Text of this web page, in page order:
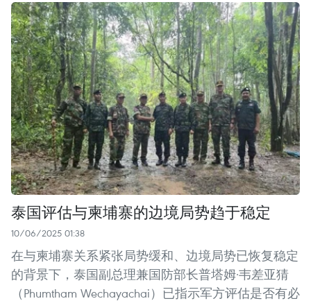
泰国评估与柬埔寨的边境局势趋于稳定
10/06/2025 01:38
在与柬埔寨关系紧张局势缓和、边境局势已恢复稳定
的背景下，泰国副总理兼国防部长普塔姆·韦差亚猜
（Phumtham Wechayachai）已指示军方评估是否有必